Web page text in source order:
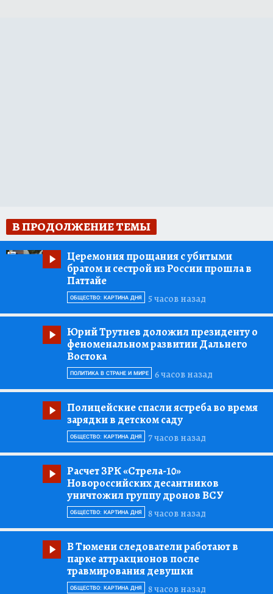
В ПРОДОЛЖЕНИЕ ТЕМЫ
Церемония прощания с убитыми
братом и сестрой из России прошла в
Паттайе
5 часов назад
ОБЩЕСТВО: КАРТИНА ДНЯ
Юрий Трутнев доложил президенту о
феноменальном развитии Дальнего
Востока
6 часов назад
ПОЛИТИКА В СТРАНЕ И МИРЕ
Полицейские спасли ястреба во время
зарядки в детском саду
7 часов назад
ОБЩЕСТВО: КАРТИНА ДНЯ
Расчет ЗРК «Стрела-10»
Новороссийских десантников
уничтожил группу дронов ВСУ
8 часов назад
ОБЩЕСТВО: КАРТИНА ДНЯ
В Тюмени следователи работают в
парке аттракционов после
травмирования девушки
8 часов назад
ОБЩЕСТВО: КАРТИНА ДНЯ